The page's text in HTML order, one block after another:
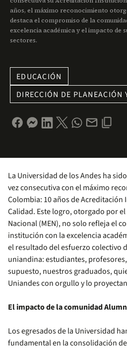
años, el máximo reconocimiento
destaca el compromiso de la
excelencia académica y el impacto de
sectores.
EDUCACIÓN
DIRECCIÓN DE PLANEACIÓN
La Universidad de los Andes ha
vez consecutiva con el máximo
Colombia: 10 años de Acreditación
Calidad. Este logro, otorgado por
Nacional (MEN), no solo refleja el
institución con la excelencia
el resultado del esfuerzo colectivo
uniandina: estudiantes,
supuesto, nuestros graduados,
Uniandes con orgullo y lo
El impacto de la comunidad
Los egresados de la Universidad
fundamental en la consolidación